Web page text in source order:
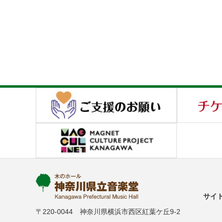
〒220-0044 神奈川県横浜市西区紅葉ケ丘9-2
サイ